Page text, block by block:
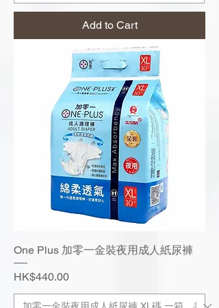
Add to Cart
One Plus 加零一金裝夜用成人紙尿褲
Price
HK$440.00